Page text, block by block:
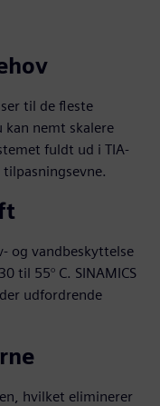
til de fleste
nemt skalere
fuldt ud i TIA-
og vandbeskyttelse
til 55° C. SINAMICS
udfordrende
hvilket eliminerer